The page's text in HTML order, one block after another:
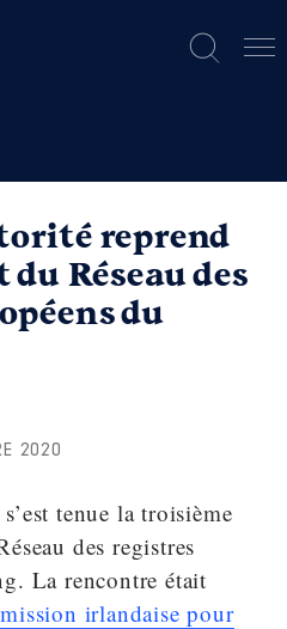
reprend
Réseau des
du
2020
tenue la troisième
des registres
La rencontre était
irlandaise pour